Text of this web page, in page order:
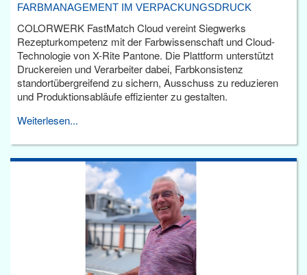
ARBMANAGEMENT IM VERPACKUNGSDRUCK
COLORWERK FastMatch Cloud vereint Siegwerks
Rezepturkompetenz mit der Farbwissenschaft und Cloud-
Technologie von X-Rite Pantone. Die Plattform unterstützt
Druckereien und Verarbeiter dabei, Farbkonsistenz
standortübergreifend zu sichern, Ausschuss zu reduzieren
und Produktionsabläufe effizienter zu gestalten.
Weiterlesen...